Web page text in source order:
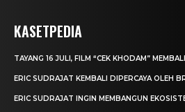
KASETPEDIA
TAYANG 16 JULI, FILM “CEK KHODAM”
ERIC SUDRAJAT KEMBALI DIPERCAYA OLEH
ERIC SUDRAJAT INGIN MEMBANGUN